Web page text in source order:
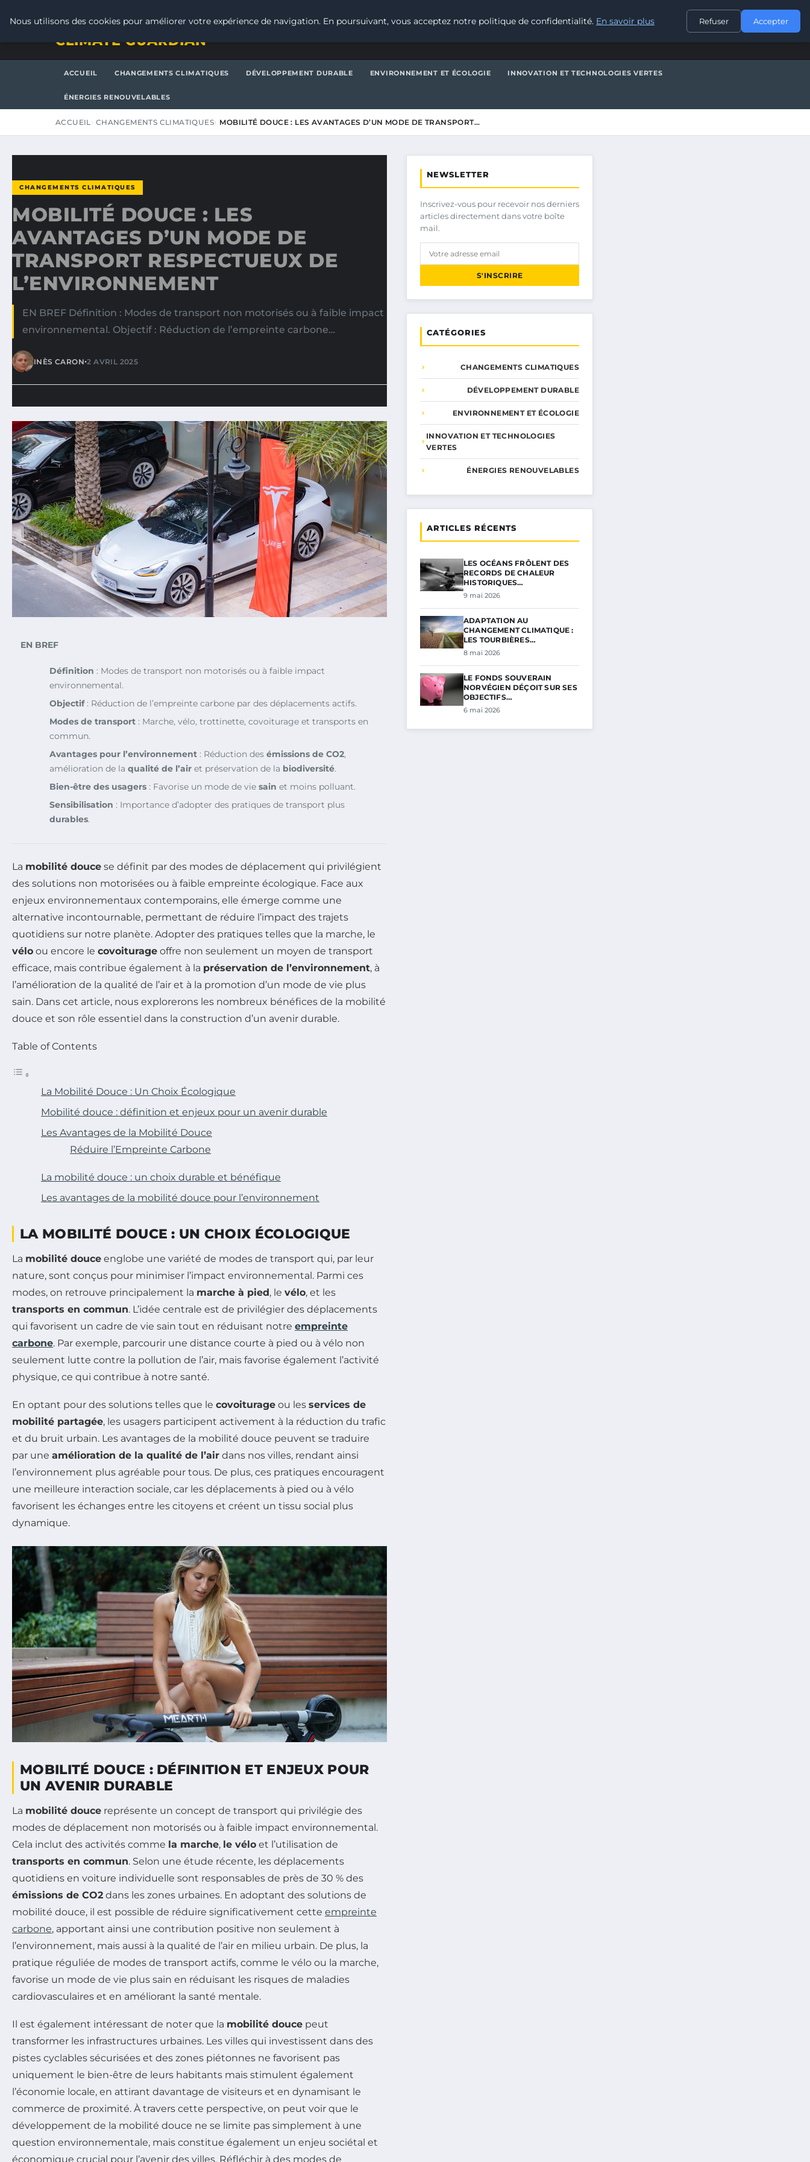
CONTACT
CLIMATE GUARDIAN
ACCUEIL CHANGEMENTS CLIMATIQUES DÉVELOPPEMENT DURABLE ENVIRONNEMENT ET ÉCOLOGIE INNOVATION ET TECHNOLOGIES VERTES
ÉNERGIES RENOUVELABLES
ACCUEIL CHANGEMENTS CLIMATIQUES MOBILITÉ DOUCE : LES AVANTAGES D’UN MODE DE TRANSPORT…
CHANGEMENTS CLIMATIQUES
MOBILITÉ DOUCE : LES
AVANTAGES D’UN MODE DE
TRANSPORT RESPECTUEUX DE
L’ENVIRONNEMENT
EN BREF Définition : Modes de transport non motorisés ou à faible impact
environnemental. Objectif : Réduction de l’empreinte carbone…
INÈS CARON•2 AVRIL 2025
EN BREF
Définition : Modes de transport non motorisés ou à faible impact
environnemental.
Objectif: Réduction de l’empreinte carbone par des déplacements actifs.
Modes de transport : Marche, vélo, trottinette, covoiturage et transports en
commun.
Avantages pour l’environnement : Réduction des émissions de CO2,
amélioration de la qualité de l’air et préservation de la biodiversité.
Bien-être des usagers : Favorise un mode de vie sain et moins polluant.
Sensibilisation : Importance d’adopter des pratiques de transport plus
durables.
La mobilité douce se définit par des modes de déplacement qui privilégient
des solutions non motorisées ou à faible empreinte écologique. Face aux
enjeux environnementaux contemporains, elle émerge comme une
alternative incontournable, permettant de réduire l’impact des trajets
quotidiens sur notre planète. Adopter des pratiques telles que la marche, le
vélo ou encore le covoiturage offre non seulement un moyen de transport
efficace, mais contribue également à la préservation de l’environnement, à
l’amélioration de la qualité de l’air et à la promotion d’un mode de vie plus
sain. Dans cet article, nous explorerons les nombreux bénéfices de la mobilité
douce et son rôle essentiel dans la construction d’un avenir durable.
Table of Contents
La Mobilité Douce : Un Choix Écologique
Mobilité douce : définition et enjeux pour un avenir durable
Les Avantages de la Mobilité Douce
Réduire l’Empreinte Carbone
La mobilité douce : un choix durable et bénéfique
Les avantages de la mobilité douce pour l’environnement
LA MOBILITÉ DOUCE : UN CHOIX ÉCOLOGIQUE
La mobilité douce englobe une variété de modes de transport qui, par leur
nature, sont conçus pour minimiser l’impact environnemental. Parmi ces
modes, on retrouve principalement la marche à pied, le vélo, et les
transports en commun. L’idée centrale est de privilégier des déplacements
qui favorisent un cadre de vie sain tout en réduisant notre empreinte
carbone. Par exemple, parcourir une distance courte à pied ou à vélo non
seulement lutte contre la pollution de l’air, mais favorise également l’activité
physique, ce qui contribue à notre santé.
En optant pour des solutions telles que le covoiturage ou les services de
mobilité partagée, les usagers participent activement à la réduction du trafic
et du bruit urbain. Les avantages de la mobilité douce peuvent se traduire
par une amélioration de la qualité de l’air dans nos villes, rendant ainsi
l’environnement plus agréable pour tous. De plus, ces pratiques encouragent
une meilleure interaction sociale, car les déplacements à pied ou à vélo
favorisent les échanges entre les citoyens et créent un tissu social plus
dynamique.
MOBILITÉ DOUCE : DÉFINITION ET ENJEUX POUR
UN AVENIR DURABLE
La mobilité douce représente un concept de transport qui privilégie des
modes de déplacement non motorisés ou à faible impact environnemental.
Cela inclut des activités comme la marche, le vélo et l’utilisation de
transports en commun. Selon une étude récente, les déplacements
quotidiens en voiture individuelle sont responsables de près de 30 % des
émissions de CO2 dans les zones urbaines. En adoptant des solutions de
mobilité douce, il est possible de réduire significativement cette empreinte
carbone, apportant ainsi une contribution positive non seulement à
l’environnement, mais aussi à la qualité de l’air en milieu urbain. De plus, la
pratique réguliée de modes de transport actifs, comme le vélo ou la marche,
favorise un mode de vie plus sain en réduisant les risques de maladies
cardiovasculaires et en améliorant la santé mentale.
Il est également intéressant de noter que la mobilité douce peut
transformer les infrastructures urbaines. Les villes qui investissent dans des
pistes cyclables sécurisées et des zones piétonnes ne favorisent pas
uniquement le bien-être de leurs habitants mais stimulent également
l’économie locale, en attirant davantage de visiteurs et en dynamisant le
commerce de proximité. À travers cette perspective, on peut voir que le
développement de la mobilité douce ne se limite pas simplement à une
question environnementale, mais constitue également un enjeu sociétal et
économique crucial pour l’avenir des villes. Réfléchir à des modes de
NEWSLETTER
Inscrivez-vous pour recevoir nos derniers
articles directement dans votre boîte
mail.
S'INSCRIRE
CATÉGORIES
CHANGEMENTS CLIMATIQUES
DÉVELOPPEMENT DURABLE
ENVIRONNEMENT ET ÉCOLOGIE
INNOVATION ET TECHNOLOGIES
VERTES
ÉNERGIES RENOUVELABLES
ARTICLES RÉCENTS
LES OCÉANS FRÔLENT DES
RECORDS DE CHALEUR
HISTORIQUES…
9 mai 2026
ADAPTATION AU
CHANGEMENT CLIMATIQUE :
LES TOURBIÈRES…
8 mai 2026
LE FONDS SOUVERAIN
NORVÉGIEN DÉÇOIT SUR SES
OBJECTIFS…
6 mai 2026
Nous utilisons des cookies pour améliorer votre expérience de navigation. En poursuivant, vous acceptez notre politique de confidentialité. En savoir plus Refuser Accepter